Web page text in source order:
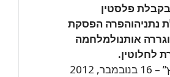
פלסטין
נתניהוהפרה הפסקת
אותנולמלחמה
לחלוטין.
2012